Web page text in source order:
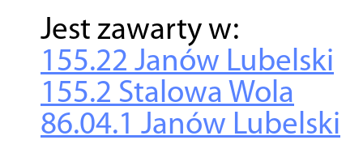
Jest zawarty w:
155.22 Janów Lubelski
155.2 Stalowa Wola
86.04.1 Janów Lubelski